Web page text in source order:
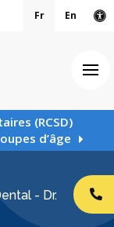
Fr En
(RCSD)
d’âge
- Dr.